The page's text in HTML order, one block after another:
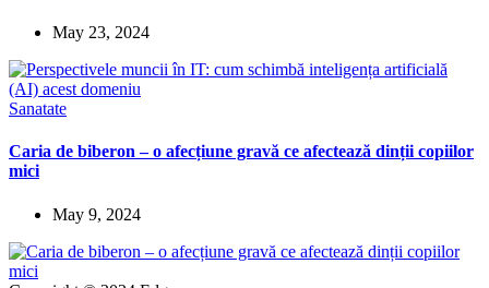
May 23, 2024
Sanatate
Caria de biberon – o afecțiune gravă ce afectează dinții copiilor
mici
May 9, 2024